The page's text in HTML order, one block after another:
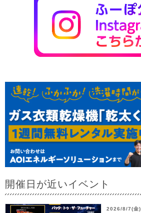
開催日が近いイベント
2026/8/7(金)